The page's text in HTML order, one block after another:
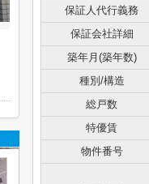
保証人代行義務
保証会社詳細
築年月(築年数)
種別/構造
総戸数
特優賃
物件番号